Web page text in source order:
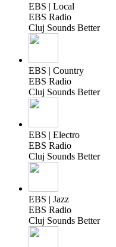
EBS | Local
EBS Radio
Cluj Sounds Better
EBS | Country
EBS Radio
Cluj Sounds Better
EBS | Electro
EBS Radio
Cluj Sounds Better
EBS | Jazz
EBS Radio
Cluj Sounds Better